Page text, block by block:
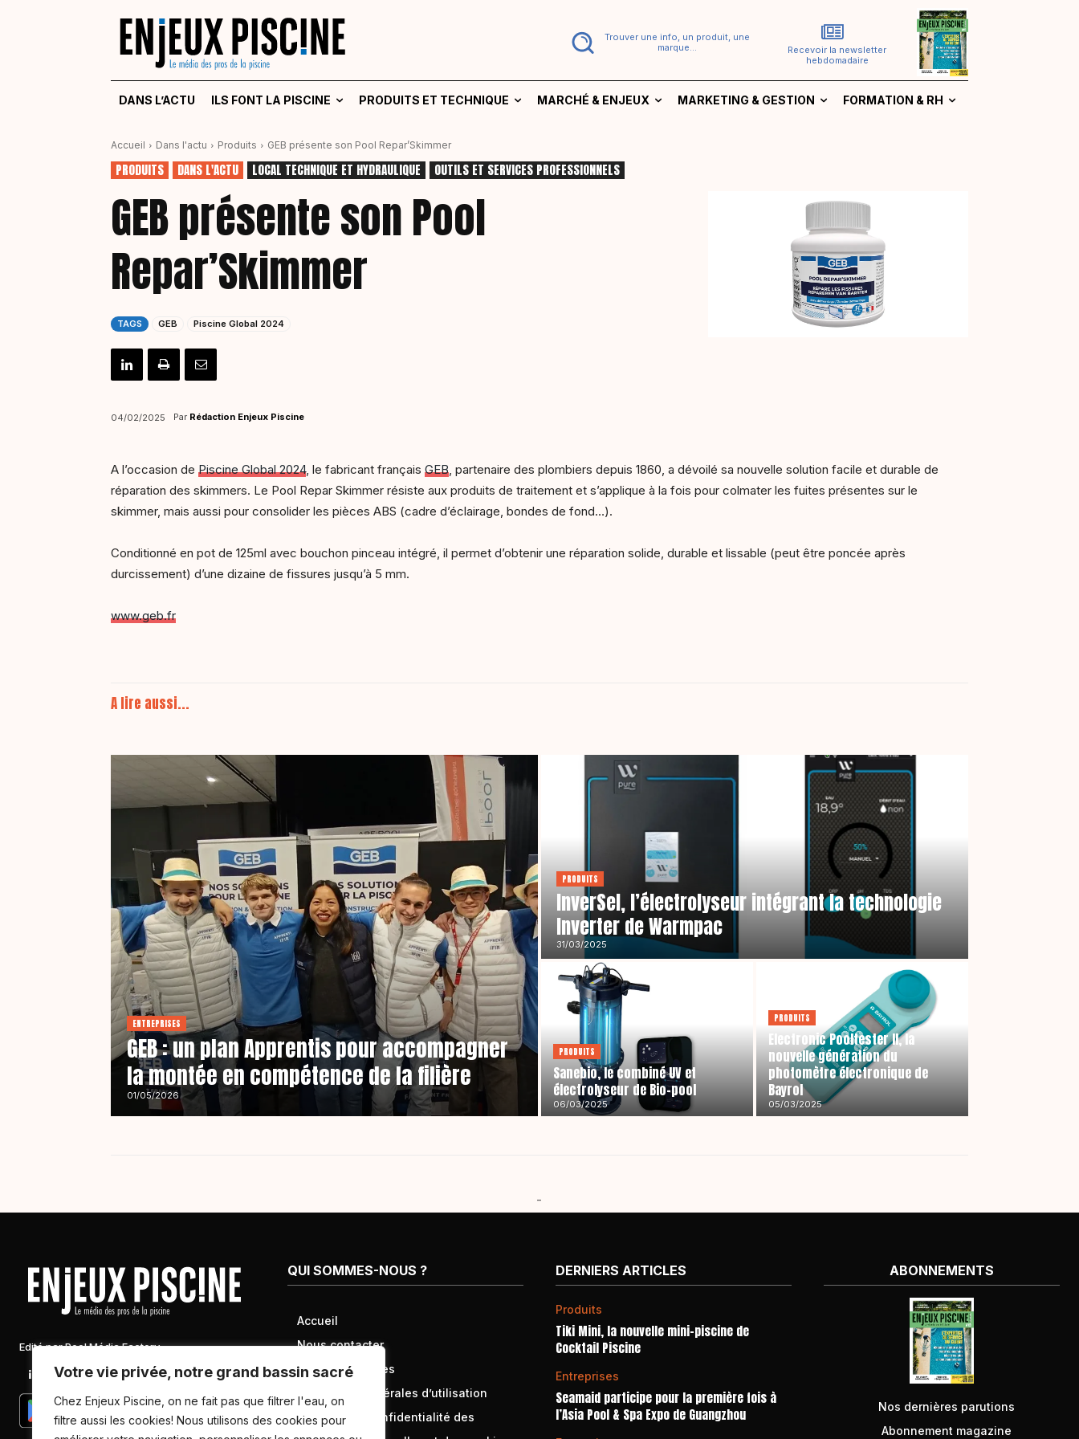
Votre vie privée, notre grand bassin sacré
Chez Enjeux Piscine, on ne fait pas que filtrer l'eau, on
filtre aussi les cookies! Nous utilisons des cookies pour
Trouver une info, un produit, une
marque...
Recevoir la newsletter
hebdomadaire
DANS L’ACTU ILS FONT LA PISCINE PRODUITS ET TECHNIQUE MARCHÉ & ENJEUX MARKETING & GESTION FORMATION & RH
Accueil Dans l'actu Produits GEB présente son Pool Repar’Skimmer
PRODUITS DANS L'ACTU LOCAL TECHNIQUE ET HYDRAULIQUE OUTILS ET SERVICES PROFESSIONNELS
GEB présente son Pool
Repar’Skimmer
TAGS GEB Piscine Global 2024
04/02/2025 Par Rédaction Enjeux Piscine
A l’occasion de Piscine Global 2024, le fabricant français GEB, partenaire des plombiers depuis 1860, a dévoilé sa nouvelle solution facile et durable de
réparation des skimmers. Le Pool Repar Skimmer résiste aux produits de traitement et s’applique à la fois pour colmater les fuites présentes sur le
skimmer, mais aussi pour consolider les pièces ABS (cadre d’éclairage, bondes de fond…).
Conditionné en pot de 125ml avec bouchon pinceau intégré, il permet d’obtenir une réparation solide, durable et lissable (peut être poncée après
durcissement) d’une dizaine de fissures jusqu’à 5 mm.
www.geb.fr
A lire aussi...
ENTREPRISES
GEB : un plan Apprentis pour accompagner
la montée en compétence de la filière
01/05/2026
PRODUITS
InverSel, l’électrolyseur intégrant la technologie
Inverter de Warmpac
31/03/2025
PRODUITS
Sanebio, le combiné UV et
électrolyseur de Bio-pool
06/03/2025
PRODUITS
Electronic Pooltester II, la
nouvelle génération du
photomètre électronique de
Bayrol
05/03/2025
-
Edité par Pool Média Factory
Linkedin Newsletter
QUI SOMMES-NOUS ?
Accueil
Nous contacter
Mentions légales
Conditions générales d’utilisation
Politique de confidentialité des
DERNIERS ARTICLES
Produits
Tiki Mini, la nouvelle mini-piscine de
Cocktail Piscine
Entreprises
Seamaid participe pour la première fois à
l’Asia Pool & Spa Expo de Guangzhou
ABONNEMENTS
Nos dernières parutions
Abonnement magazine